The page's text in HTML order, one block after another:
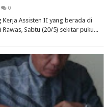
0
Kerja Assisten II yang berada di
Sabtu (20/5) sekitar puku...